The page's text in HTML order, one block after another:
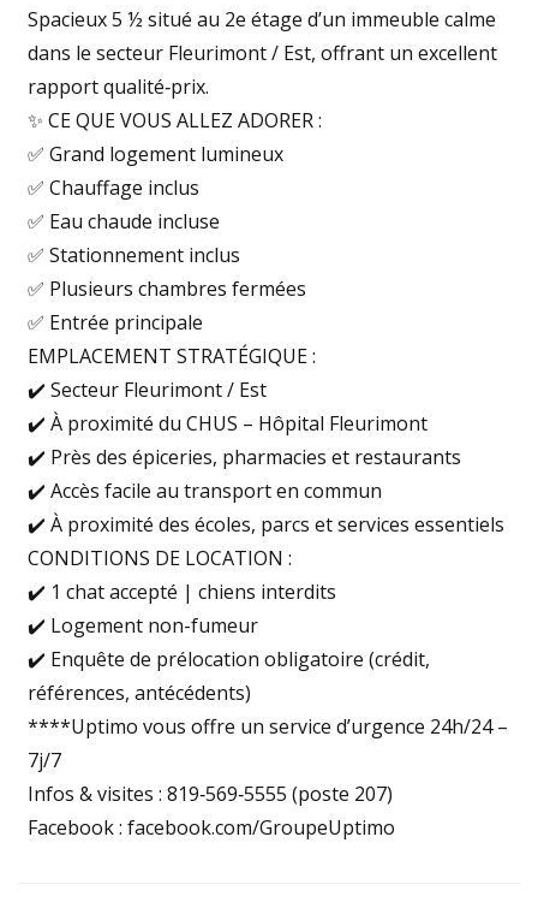
Spacieux 5 ½ situé au 2e étage d’un immeuble calme
dans le secteur Fleurimont / Est, offrant un excellent
rapport qualité‑prix.
✨ CE QUE VOUS ALLEZ ADORER :
✅ Grand logement lumineux
✅ Chauffage inclus
✅ Eau chaude incluse
✅ Stationnement inclus
✅ Plusieurs chambres fermées
✅ Entrée principale
EMPLACEMENT STRATÉGIQUE :
✔️ Secteur Fleurimont / Est
✔️ À proximité du CHUS – Hôpital Fleurimont
✔️ Près des épiceries, pharmacies et restaurants
✔️ Accès facile au transport en commun
✔️ À proximité des écoles, parcs et services essentiels
CONDITIONS DE LOCATION :
✔️ 1 chat accepté | chiens interdits
✔️ Logement non-fumeur
✔️ Enquête de prélocation obligatoire (crédit,
références, antécédents)
****Uptimo vous offre un service d’urgence 24h/24 –
7j/7
Infos & visites : 819‑569‑5555 (poste 207)
Facebook : facebook.com/GroupeUptimo